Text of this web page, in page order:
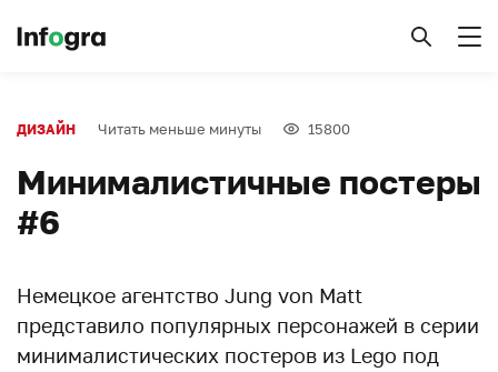
ДИЗАЙН Читать меньше минуты 15800
Минималистичные постеры
#6
Немецкое агентство Jung von Matt
представило популярных персонажей в серии
минималистических постеров из Lego под